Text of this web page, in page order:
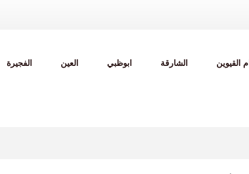
ام القيوين الشارقة ابوظبي العين الفجيرة